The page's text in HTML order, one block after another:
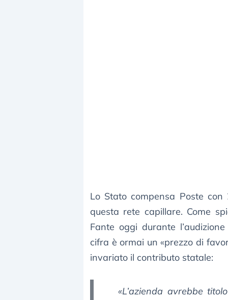
Lo Stato compensa Poste
questa rete capillare. Come
Fante oggi durante
cifra è ormai un «prezzo di
invariato il contributo statale:
«L’azienda avrebbe